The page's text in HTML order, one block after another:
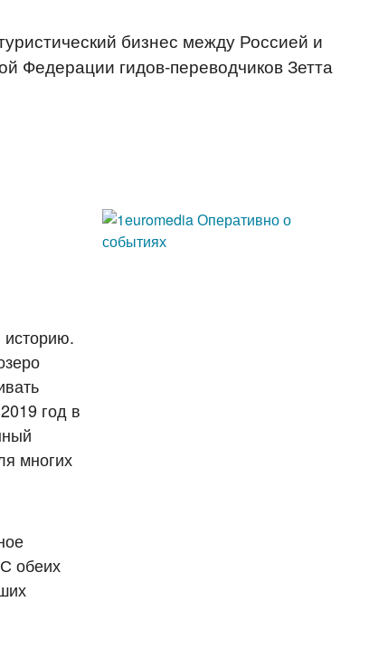
бизнес между Россией и
Федерации гидов-переводчиков Зетта
год в
многих
обеих